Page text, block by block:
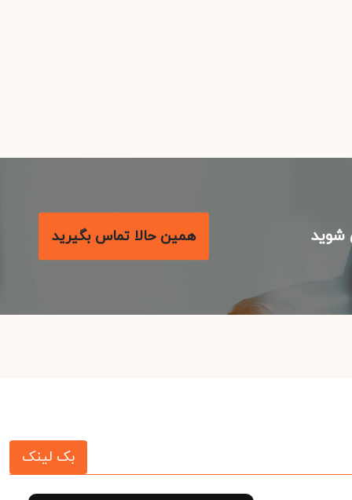
همین حالا تماس بگیرید
بک لینک